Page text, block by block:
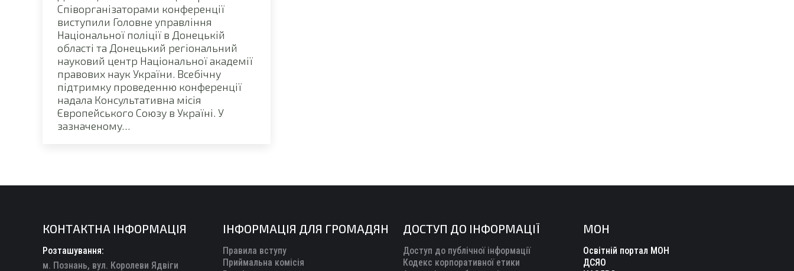
Співорганізаторами конференції
виступили Головне управління
Національної поліції в Донецькій
області та Донецький регіональний
науковий центр Національної академії
правових наук України. Всебічну
підтримку проведенню конференції
надала Консультативна місія
Європейського Союзу в Україні. У
зазначеному…
КОНТАКТНА ІНФОРМАЦІЯ
Розташування:
м. Познань, вул. Королеви Ядвіги
ІНФОРМАЦІЯ ДЛЯ ГРОМАДЯН
Правила вступу
Приймальна комісія
ДОСТУП ДО ІНФОРМАЦІЇ
Доступ до публічної інформації
Кодекс корпоративної етики
МОН
Освітній портал МОН
ДСЯО